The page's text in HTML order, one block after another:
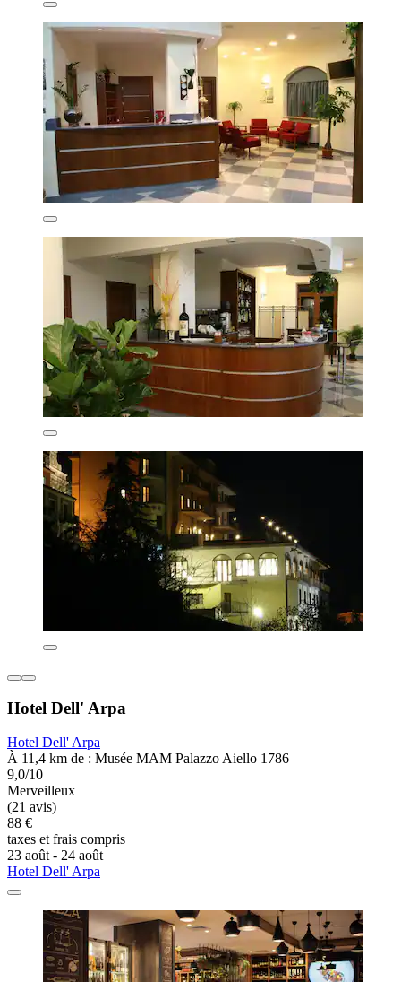
Hotel Dell' Arpa
Hotel Dell' Arpa
À 11,4 km de : Musée MAM Palazzo Aiello 1786
9,0/10
Merveilleux
(21 avis)
88 €
taxes et frais compris
23 août - 24 août
Hotel Dell' Arpa